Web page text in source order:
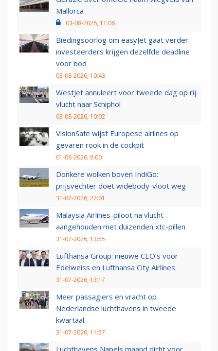
Mallorca
03-08-2026, 11:06
Biedingsoorlog om easyJet gaat verder:
investeerders krijgen dezelfde deadline
voor bod
03-08-2026, 10:43
WestJet annuleert voor tweede dag op rij
vlucht naar Schiphol
03-08-2026, 10:02
VisionSafe wijst Europese airlines op
gevaren rook in de cockpit
01-08-2026, 8:00
Donkere wolken boven IndiGo:
prijsvechter doet widebody-vloot weg
31-07-2026, 22:01
Malaysia Airlines-piloot na vlucht
aangehouden met duizenden xtc-pillen
31-07-2026, 13:55
Lufthansa Group: nieuwe CEO’s voor
Edelweiss en Lufthansa City Airlines
31-07-2026, 13:17
Meer passagiers en vracht op
Nederlandse luchthavens in tweede
kwartaal
31-07-2026, 11:57